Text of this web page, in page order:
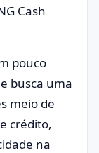
Cash
pouco
busca uma
meio de
crédito,
na